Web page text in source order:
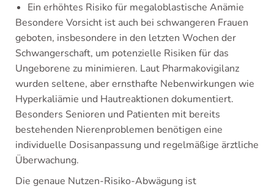
Ein erhöhtes Risiko für megaloblastische Anämie
Besondere Vorsicht ist auch bei schwangeren Frauen
geboten, insbesondere in den letzten Wochen der
Schwangerschaft, um potenzielle Risiken für das
Ungeborene zu minimieren. Laut Pharmakovigilanz
wurden seltene, aber ernsthafte Nebenwirkungen wie
Hyperkaliämie und Hautreaktionen dokumentiert.
Besonders Senioren und Patienten mit bereits
bestehenden Nierenproblemen benötigen eine
individuelle Dosisanpassung und regelmäßige ärztliche
Überwachung.
Die genaue Nutzen-Risiko-Abwägung ist